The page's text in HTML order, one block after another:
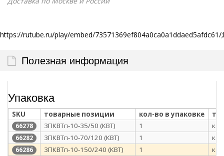
https://rutube.ru/play/embed/
Полезная информация
Упаковка
SKU товарные позиции кол-во в упаковке
66278 3ПКВТп-10-35/50 (КВТ) 1
66282 3ПКВТп-10-70/120 (КВТ) 1
66286 3ПКВТп-10-150/240 (КВТ) 1